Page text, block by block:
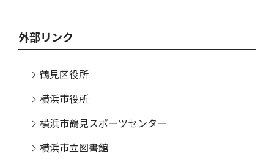
外部リンク
鶴見区役所
横浜市役所
横浜市鶴見スポーツセンター
横浜市立図書館